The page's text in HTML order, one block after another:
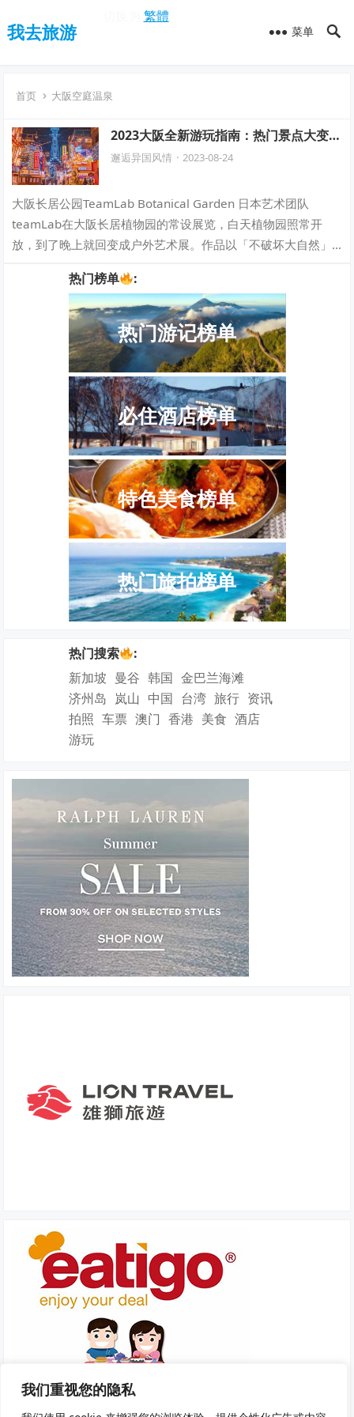
我们重视您的隐私
繁體
我去旅游 菜单
首页 大阪空庭温泉
2023大阪全新游玩指南：热门景点大变
革，这三年的新趋势一览
邂逅异国风情 · 2023-08-24
大阪长居公园TeamLab Botanical Garden 日本艺术团队
teamLab在大阪长居植物园的常设展览，白天植物园照常开
放，到了晚上就回变成户外艺术展。作品以「不破坏大自然」
热门榜单 :
热门游记榜单
必住酒店榜单
特色美食榜单
热门旅拍榜单
热门搜索
:
新加坡 曼谷 韩国 金巴兰海滩
济州岛 岚山 中国 台湾 旅行 资讯
拍照 车票 澳门 香港 美食 酒店
游玩